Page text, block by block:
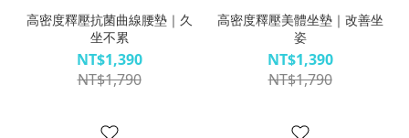
高密度釋壓抗菌曲線腰墊｜久
坐不累
NT$1,390
NT$1,790
高密度釋壓美體坐墊｜改善坐
姿
NT$1,390
NT$1,790